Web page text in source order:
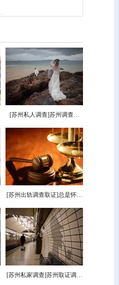
[苏州私人调查]苏州调查公
[苏州出轨调查取证]总是怀疑
[苏州私家调查]苏州取证调查